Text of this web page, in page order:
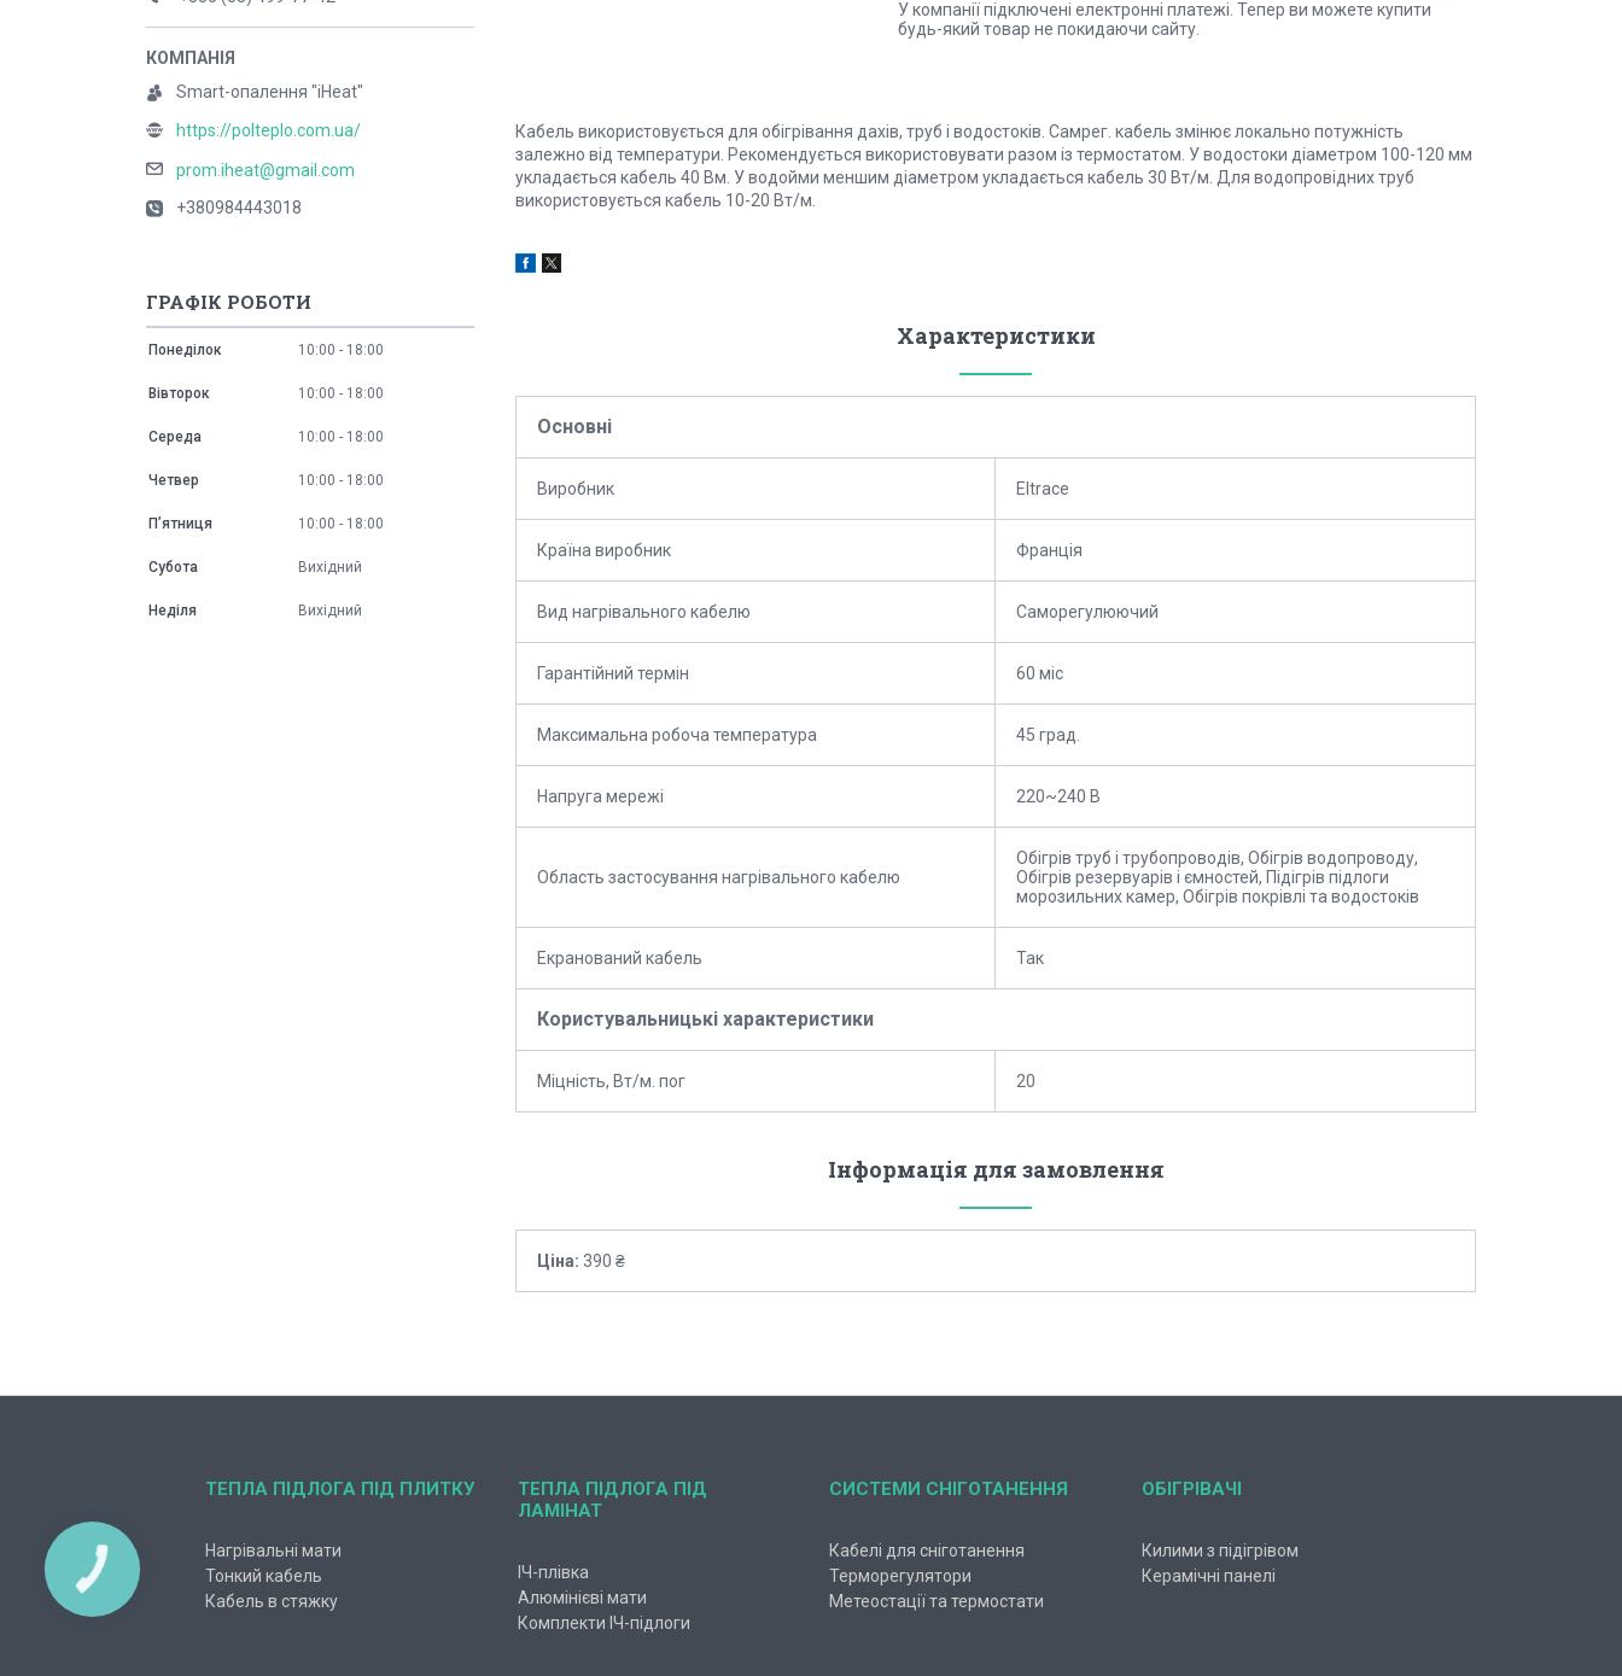
У компанії підключені електронні платежі. Тепер ви можете купити
будь-який товар не покидаючи сайту.
Кабель використовується для обігрівання дахів, труб і водостоків. Самрег. кабель змінює локально потужність
залежно від температури. Рекомендується використовувати разом із термостатом. У водостоки діаметром 100-120 мм
укладається кабель 40 Вм. У водойми меншим діаметром укладається кабель 30 Вт/м. Для водопровідних труб
використовується кабель 10-20 Вт/м.
Характеристики
Основні
Виробник Eltrace
Країна виробник Франція
Вид нагрівального кабелю Саморегулюючий
Гарантійний термін 60 міс
Максимальна робоча температура 45 град.
Напруга мережі 220~240 В
Область застосування нагрівального кабелю
Обігрів труб і трубопроводів, Обігрів водопроводу,
Обігрів резервуарів і ємностей, Підігрів підлоги
морозильних камер, Обігрів покрівлі та водостоків
Екранований кабель Так
Користувальницькі характеристики
Міцність, Вт/м. пог 20
Інформація для замовлення
Ціна: 390 ₴
Smart-опалення "iHeat"
https://polteplo.com.ua/
prom.iheat@gmail.com
+380984443018
ГРАФІК РОБОТИ
Понеділок 10:00 18:00
Вівторок 10:00 18:00
Середа 10:00 18:00
Четвер 10:00 18:00
Пʼятниця 10:00 18:00
Субота Вихідний
Неділя Вихідний
ТЕПЛА ПІДЛОГА ПІД ПЛИТКУ
Нагрівальні мати
Тонкий кабель
Кабель в стяжку
ТЕПЛА ПІДЛОГА ПІД
ЛАМІНАТ
ІЧ-плівка
Алюмінієві мати
Комплекти ІЧ-підлоги
СИСТЕМИ СНІГОТАНЕННЯ
Кабелі для сніготанення
Терморегулятори
Метеостації та термостати
ОБІГРІВАЧІ
Килими з підігрівом
Керамічні панелі
КНОПКА
ЗВ'ЯЗКУ